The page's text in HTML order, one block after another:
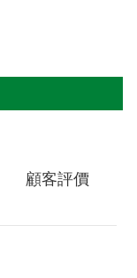
顧客評價